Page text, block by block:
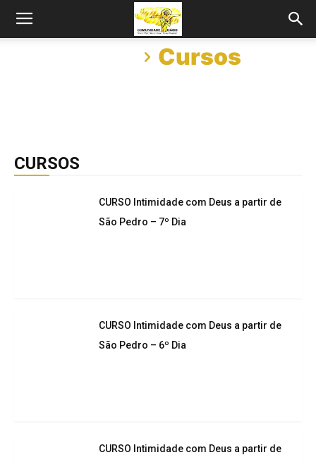
Cursos
CURSOS
CURSO Intimidade com Deus a partir de
São Pedro – 7º Dia
CURSO Intimidade com Deus a partir de
São Pedro – 6º Dia
CURSO Intimidade com Deus a partir de